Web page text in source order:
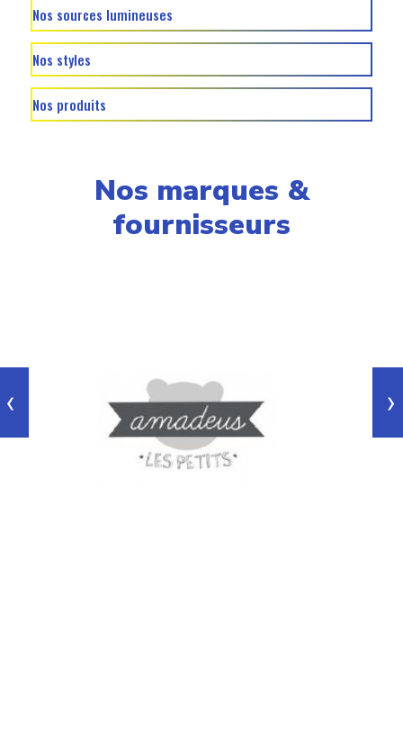
Nos sources lumineuses
Nos styles
Nos produits
Nos marques &
fournisseurs
‹
›